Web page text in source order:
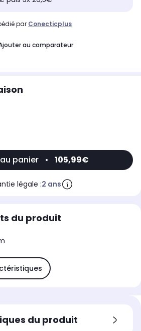
par Conecticplus
au comparateur
panier • 105,99€
légale :2 ans
du produit
du produit